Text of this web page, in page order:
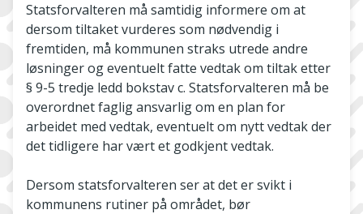
Statsforvalteren må samtidig informere om at
dersom tiltaket vurderes som nødvendig i
fremtiden, må kommunen straks utrede andre
løsninger og eventuelt fatte vedtak om tiltak etter
§ 9-5 tredje ledd bokstav c. Statsforvalteren må be
overordnet faglig ansvarlig om en plan for
arbeidet med vedtak, eventuelt om nytt vedtak der
det tidligere har vært et godkjent vedtak.
Dersom statsforvalteren ser at det er svikt i
kommunens rutiner på området, bør